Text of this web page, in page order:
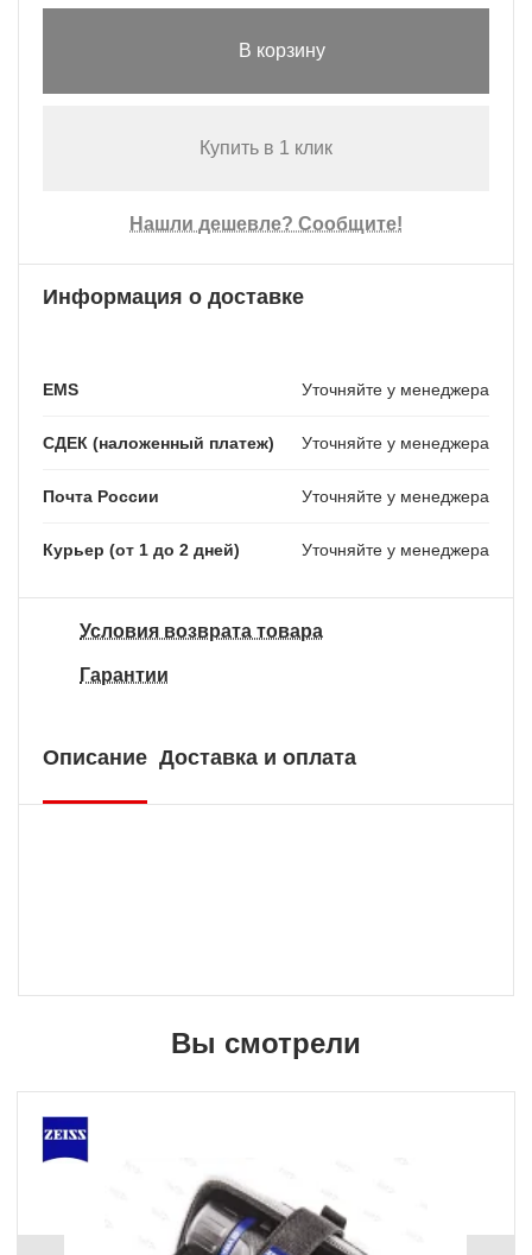
В корзину
Купить в 1 клик
Нашли дешевле? Сообщите!
Информация о доставке
EMS Уточняйте у менеджера
СДЕК (наложенный платеж) Уточняйте у менеджера
Почта России Уточняйте у менеджера
Курьер (от 1 до 2 дней) Уточняйте у менеджера
Условия возврата товара
Гарантии
Описание Доставка и оплата
Вы смотрели